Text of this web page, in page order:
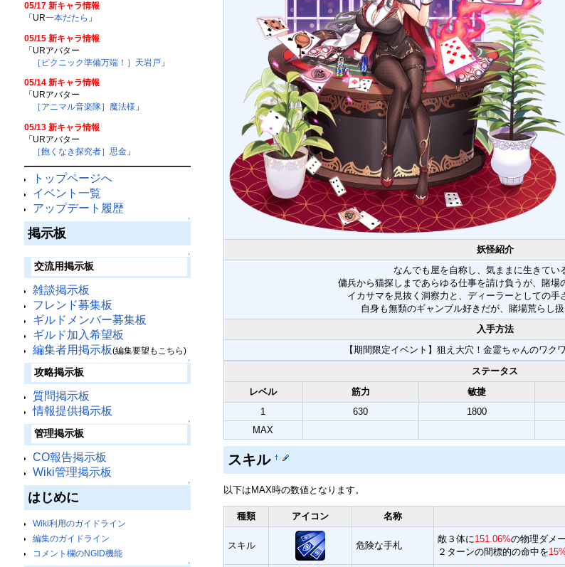
05/17 新キャラ情報
「UR一本だたら 」
05/15 新キャラ情報
「URアバター
［ピクニック準備万端！］天岩戸 」
05/14 新キャラ情報
「URアバター
［アニマル音楽隊］魔法様 」
05/13 新キャラ情報
「URアバター
［飽くなき探究者］思金」
トップページへ
イベント一覧
アップデート履歴
↑
掲示板
↑
交流用掲示板
雑談掲示板
フレンド募集板
ギルドメンバー募集板
ギルド加入希望板
編集者用掲示板(編集要望もこちら)
↑
攻略掲示板
質問掲示板
情報提供掲示板
↑
管理掲示板
CO報告掲示板
Wiki管理掲示板
↑
はじめに
Wiki利用のガイドライン
編集のガイドライン
コメント欄のNGID機能
↑
妖怪紹介
なんでも屋を自称し、気ままに生きてい
傭兵から猫探しまであらゆる仕事を請け負うが、賭場
イカサマを見抜く洞察力と、ディーラーとしての手
自身も無類のギャンブル好きだが、賭場荒らし扱
入手方法
【期間限定イベント】狙え大穴！金霊ちゃんのワク
ステータス
レベル
筋力 敏捷
1
630 1800
MAX
スキル †
以下はMAX時の数値となります。
種類 アイコン 名称
スキル 危険な手札
敵３体に151.06%の物理ダメ
２ターンの間標的の命中を